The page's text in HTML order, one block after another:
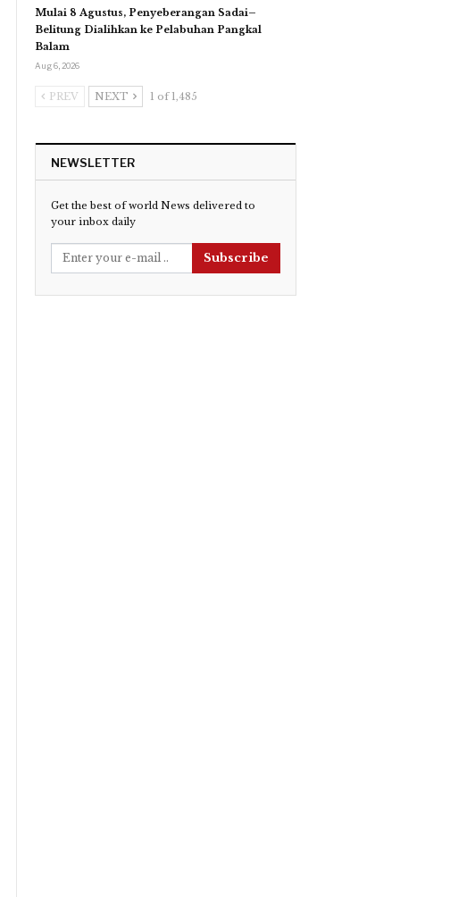
Mulai 8 Agustus, Penyeberangan Sadai–
Belitung Dialihkan ke Pelabuhan Pangkal
Balam
Aug 6, 2026
PREV NEXT 1 of 1,485
NEWSLETTER
Get the best of world News delivered to
your inbox daily
Subscribe